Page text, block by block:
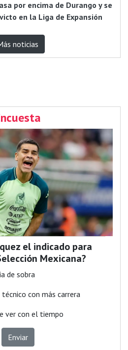
por encima de Durango y se
en la Liga de Expansión
noticias
el indicado para
Mexicana?
de sobra
con más carrera
ver con el tiempo
Enviar